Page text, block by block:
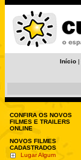
Início |
CONFIRA OS NOVOS
FILMES E TRAILERS
ONLINE
NOVOS FILMES
CADASTRADOS
Lugar Algum